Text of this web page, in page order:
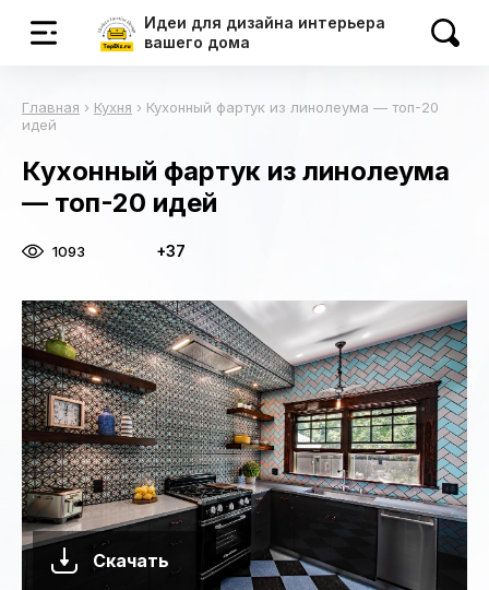
Идеи для дизайна интерьера
вашего дома
Главная › Кухня › Кухонный фартук из линолеума — топ-20
идей
Кухонный фартук из линолеума
— топ-20 идей
1093 +37
Скачать